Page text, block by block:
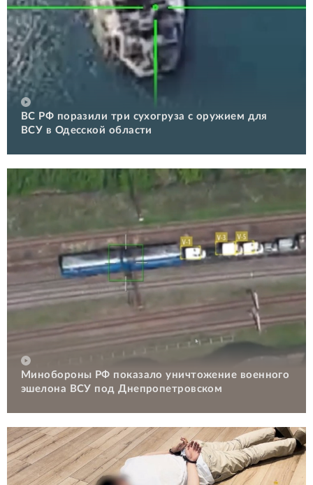
ВС РФ поразили три сухогруза с оружием для
ВСУ в Одесской области
Минобороны РФ показало уничтожение военного
эшелона ВСУ под Днепропетровском